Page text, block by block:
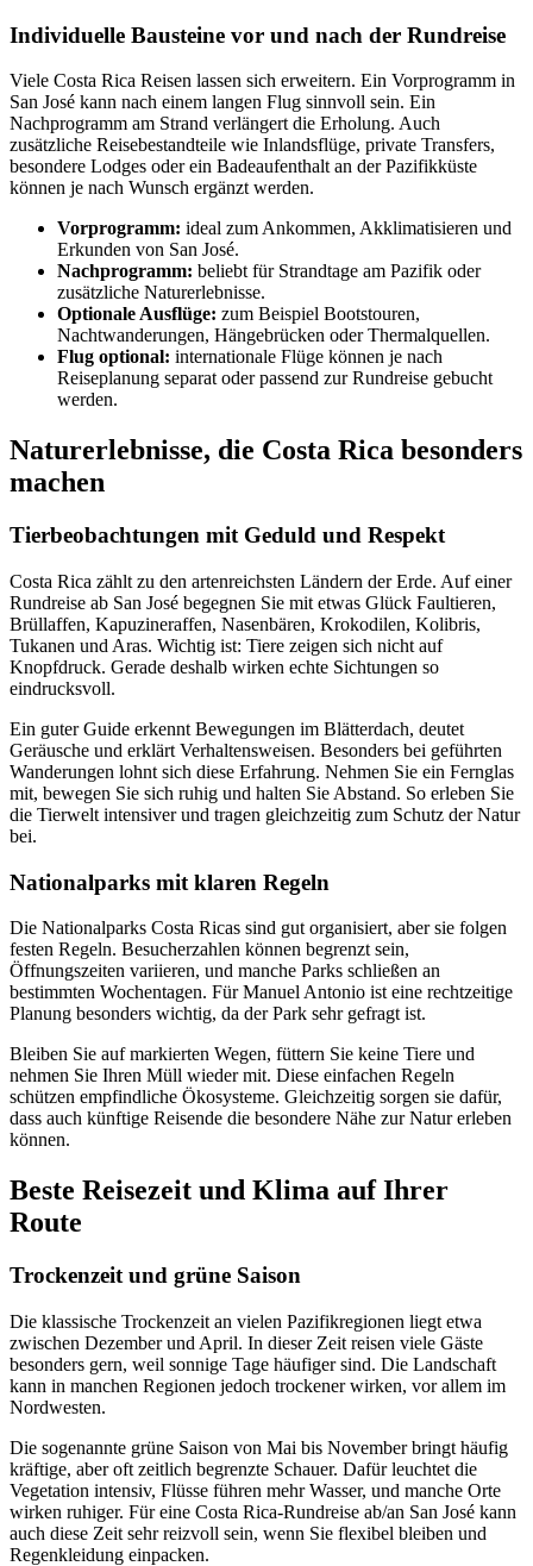
Individuelle Bausteine vor und nach der Rundreise
Viele Costa Rica Reisen lassen sich erweitern. Ein Vorprogramm in
San José kann nach einem langen Flug sinnvoll sein. Ein
Nachprogramm am Strand verlängert die Erholung. Auch
zusätzliche Reisebestandteile wie Inlandsflüge, private Transfers,
besondere Lodges oder ein Badeaufenthalt an der Pazifikküste
können je nach Wunsch ergänzt werden.
Vorprogramm: ideal zum Ankommen, Akklimatisieren und
Erkunden von San José.
Nachprogramm: beliebt für Strandtage am Pazifik oder
zusätzliche Naturerlebnisse.
Optionale Ausflüge: zum Beispiel Bootstouren,
Nachtwanderungen, Hängebrücken oder Thermalquellen.
Flug optional: internationale Flüge können je nach
Reiseplanung separat oder passend zur Rundreise gebucht
werden.
Naturerlebnisse, die Costa Rica besonders
machen
Tierbeobachtungen mit Geduld und Respekt
Costa Rica zählt zu den artenreichsten Ländern der Erde. Auf einer
Rundreise ab San José begegnen Sie mit etwas Glück Faultieren,
Brüllaffen, Kapuzineraffen, Nasenbären, Krokodilen, Kolibris,
Tukanen und Aras. Wichtig ist: Tiere zeigen sich nicht auf
Knopfdruck. Gerade deshalb wirken echte Sichtungen so
eindrucksvoll.
Ein guter Guide erkennt Bewegungen im Blätterdach, deutet
Geräusche und erklärt Verhaltensweisen. Besonders bei geführten
Wanderungen lohnt sich diese Erfahrung. Nehmen Sie ein Fernglas
mit, bewegen Sie sich ruhig und halten Sie Abstand. So erleben Sie
die Tierwelt intensiver und tragen gleichzeitig zum Schutz der Natur
bei.
Nationalparks mit klaren Regeln
Die Nationalparks Costa Ricas sind gut organisiert, aber sie folgen
festen Regeln. Besucherzahlen können begrenzt sein,
Öffnungszeiten variieren, und manche Parks schließen an
bestimmten Wochentagen. Für Manuel Antonio ist eine rechtzeitige
Planung besonders wichtig, da der Park sehr gefragt ist.
Bleiben Sie auf markierten Wegen, füttern Sie keine Tiere und
nehmen Sie Ihren Müll wieder mit. Diese einfachen Regeln
schützen empfindliche Ökosysteme. Gleichzeitig sorgen sie dafür,
dass auch künftige Reisende die besondere Nähe zur Natur erleben
können.
Beste Reisezeit und Klima auf Ihrer
Route
Trockenzeit und grüne Saison
Die klassische Trockenzeit an vielen Pazifikregionen liegt etwa
zwischen Dezember und April. In dieser Zeit reisen viele Gäste
besonders gern, weil sonnige Tage häufiger sind. Die Landschaft
kann in manchen Regionen jedoch trockener wirken, vor allem im
Nordwesten.
Die sogenannte grüne Saison von Mai bis November bringt häufig
kräftige, aber oft zeitlich begrenzte Schauer. Dafür leuchtet die
Vegetation intensiv, Flüsse führen mehr Wasser, und manche Orte
wirken ruhiger. Für eine Costa Rica-Rundreise ab/an San José kann
auch diese Zeit sehr reizvoll sein, wenn Sie flexibel bleiben und
Regenkleidung einpacken.